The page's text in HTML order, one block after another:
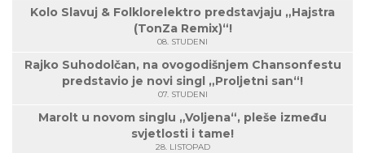
Kolo Slavuj & Folklorelektro predstavjaju „Hajstra
(TonZa Remix)“!
08. STUDENI
Rajko Suhodolčan, na ovogodišnjem Chansonfestu
predstavio je novi singl „Proljetni san“!
07. STUDENI
Marolt u novom singlu „Voljena“, pleše između
svjetlosti i tame!
28. LISTOPAD